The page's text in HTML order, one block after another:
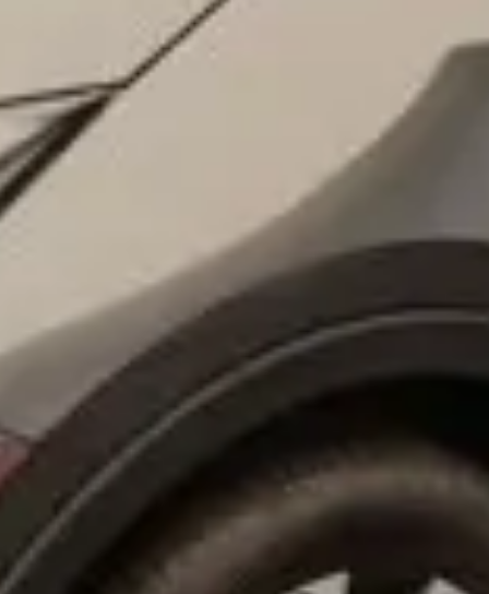
Souhlasím se zpracováním
Přihlášení k odběru novinek
Vždy vyčkejte na potvrzení data a času naším
prodejcem.
Rezervovat termín